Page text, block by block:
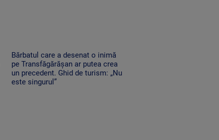
Bărbatul care a desenat o inimă
pe Transfăgărășan ar putea crea
un precedent. Ghid de turism: „Nu
este singurul”